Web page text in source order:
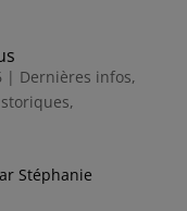
| Dernières infos,
,
Stéphanie